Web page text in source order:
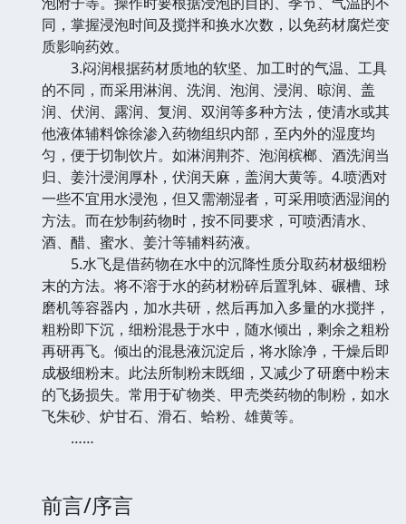
同，掌握浸泡时间及搅拌和换水次数，以免药材腐烂变
质影响药效。
3.闷润根据药材质地的软坚、加工时的气温、工具
的不同，而采用淋润、洗润、泡润、浸润、晾润、盖
润、伏润、露润、复润、双润等多种方法，使清水或其
他液体辅料馀徐渗入药物组织内部，至内外的湿度均
匀，便于切制饮片。如淋润荆芥、泡润槟榔、酒洗润当
归、姜汁浸润厚朴，伏润天麻，盖润大黄等。4.喷洒对
一些不宜用水浸泡，但又需潮湿者，可采用喷洒湿润的
方法。而在炒制药物时，按不同要求，可喷洒清水、
酒、醋、蜜水、姜汁等辅料药液。
5.水飞是借药物在水中的沉降性质分取药材极细粉
末的方法。将不溶于水的药材粉碎后置乳钵、碾槽、球
磨机等容器内，加水共研，然后再加入多量的水搅拌，
粗粉即下沉，细粉混悬于水中，随水倾出，剩余之粗粉
再研再飞。倾出的混悬液沉淀后，将水除净，干燥后即
成极细粉末。此法所制粉末既细，又减少了研磨中粉末
的飞扬损失。常用于矿物类、甲壳类药物的制粉，如水
飞朱砂、炉甘石、滑石、蛤粉、雄黄等。
……
前言/序言